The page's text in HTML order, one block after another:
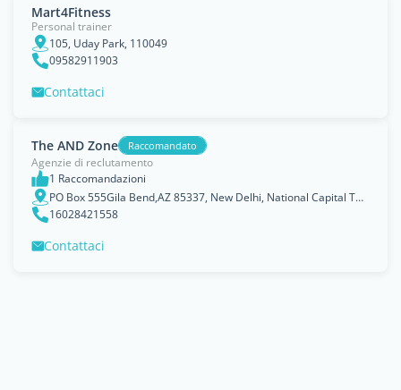
Mart4Fitness
Personal trainer
105, Uday Park, 110049
09582911903
Contattaci
The AND Zone Raccomandato
Agenzie di reclutamento
1 Raccomandazioni
PO Box 555Gila Bend,AZ 85337, New Delhi, National Capital Territory of Delhi
16028421558
Contattaci